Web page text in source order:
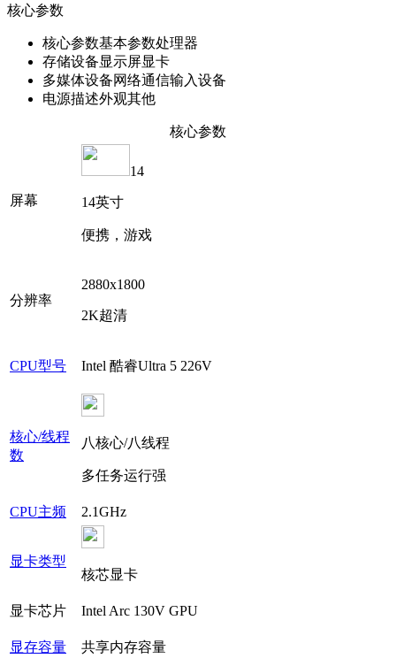
核心参数
核心参数基本参数处理器
存储设备显示屏显卡
多媒体设备网络通信输入设备
电源描述外观其他
核心参数
屏幕
14
14英寸
便携，游戏
分辨率
2880x1800
2K超清
CPU型号 Intel 酷睿Ultra 5 226V
核心/线程
数
八核心/八线程
多任务运行强
CPU主频 2.1GHz
显卡类型
核芯显卡
显卡芯片 Intel Arc 130V GPU
显存容量 共享内存容量